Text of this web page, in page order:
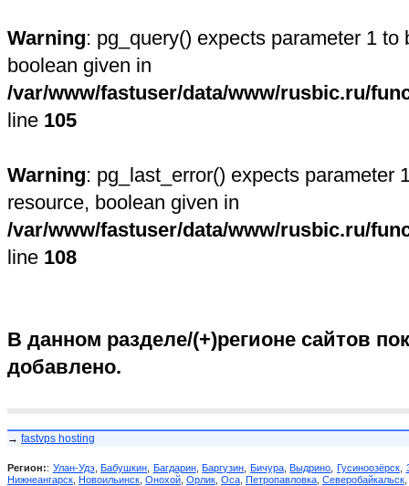
Warning: pg_query() expects parameter 1 to
boolean given in
/var/www/fastuser/data/www/rusbic.ru/
line 105
Warning: pg_last_error() expects parameter
resource, boolean given in
/var/www/fastuser/data/www/rusbic.ru/
line 108
В данном разделе/(+)регионе сайтов
добавлено.
→ fastvps hosting
Регион:: Улан-Удэ ,Бабушкин Багдарин,Баргузин Бичура,Выдрино Гусиноозёрск,
Нижнеангарск Новоильинск Онохой Орлик Оса Петропавловка Северобайкальск